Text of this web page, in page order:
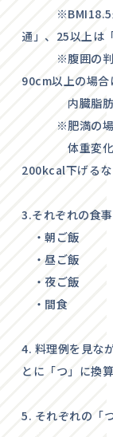
※BMI18.5未
通」、25以上は
※腹囲の判定
90cm以上の場合
内臓脂肪型
※肥満の場合
体重変化を
200kcal下げるな
3.それぞれの食
・朝ご飯
・昼ご飯
・夜ご飯
・間食
4. 料理例を見な
とに「つ」に換
5. それぞれの「